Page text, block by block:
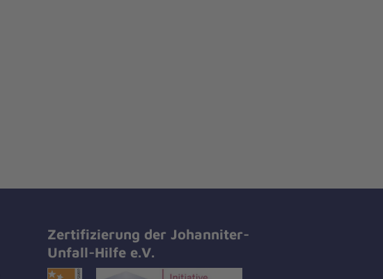
Zertifizierung der Johanniter-
Unfall-Hilfe e.V.